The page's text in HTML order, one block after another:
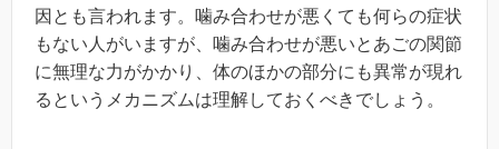
因とも言われます。噛み合わせが悪くても何らの症状
もない人がいますが、噛み合わせが悪いとあごの関節
に無理な力がかかり、体のほかの部分にも異常が現れ
るというメカニズムは理解しておくべきでしょう。